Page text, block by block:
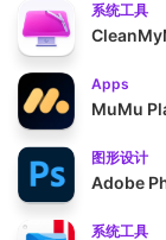
系统工具
Apps
MuMu
图形设计
Adobe
系统工具